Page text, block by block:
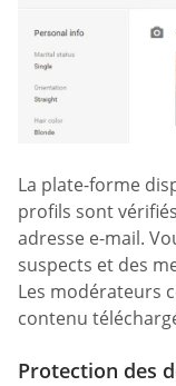
La plate-forme
profils sont
adresse e-mail.
suspects et des
Les modérateurs
contenu
Protection des